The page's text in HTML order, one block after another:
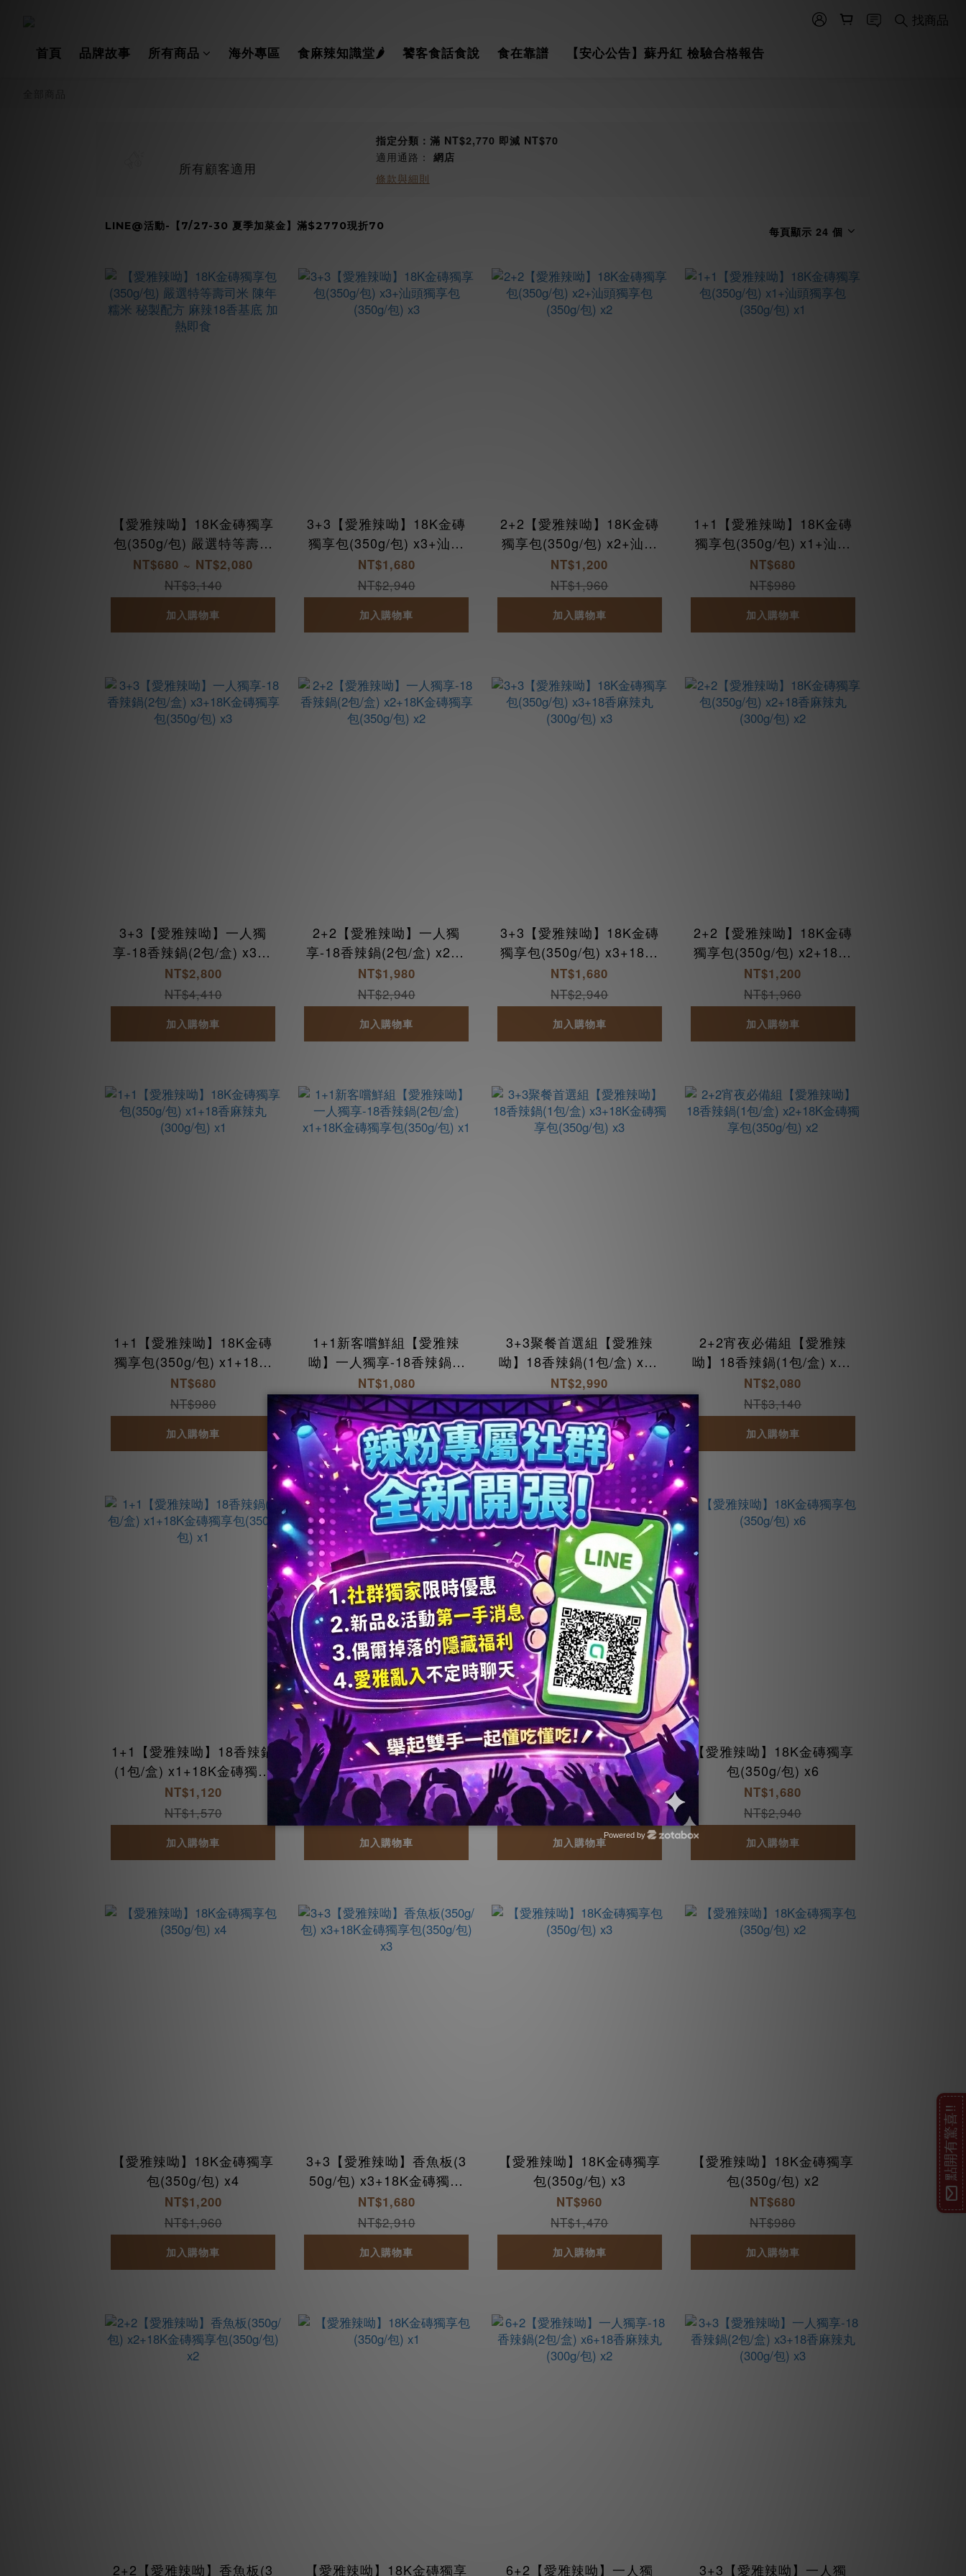
找商品
首頁
品牌故事 所有商品 海外專區 食麻辣知識堂🌶 饕客食話食說 食在靠譜 【安心公告】蘇丹紅 檢驗合格報告
所有顧客適用
指定分類：滿 NT$2,770 即減 NT$70
適用通路： 網店
條款與細則
LINE@活動-【7/27-30 夏季加菜金】滿$2770現折70 每頁顯示 24 個
【愛雅辣呦】18K金磚獨享
包(350g/包) 嚴選特等壽司
米 陳年糯米 秘製配方 麻辣
18香基底 加熱即食
NT$680 ~ NT$2,080
NT$3,140
加入購物車
3+3【愛雅辣呦】18K金磚
獨享包(350g/包) x3+汕頭
獨享包(350g/包) x3
NT$1,680
NT$2,940
加入購物車
2+2【愛雅辣呦】18K金磚
獨享包(350g/包) x2+汕頭
獨享包(350g/包) x2
NT$1,200
NT$1,960
加入購物車
1+1【愛雅辣呦】18K金磚
獨享包(350g/包) x1+汕頭
獨享包(350g/包) x1
NT$680
NT$980
加入購物車
3+3【愛雅辣呦】一人獨
享-18香辣鍋(2包/盒) x3+1
8K金磚獨享包(350g/包) x
3
NT$2,800
NT$4,410
加入購物車
2+2【愛雅辣呦】一人獨
享-18香辣鍋(2包/盒) x2+1
8K金磚獨享包(350g/包) x
2
NT$1,980
NT$2,940
加入購物車
3+3【愛雅辣呦】18K金磚
獨享包(350g/包) x3+18香
麻辣丸(300g/包) x3
NT$1,680
NT$2,940
加入購物車
2+2【愛雅辣呦】18K金磚
獨享包(350g/包) x2+18香
麻辣丸(300g/包) x2
NT$1,200
NT$1,960
加入購物車
1+1【愛雅辣呦】18K金磚
獨享包(350g/包) x1+18香
麻辣丸(300g/包) x1
NT$680
NT$980
加入購物車
1+1新客嚐鮮組【愛雅辣
呦】一人獨享-18香辣鍋(2
包/盒) x1+18K金磚獨享包
(350g/包) x1
NT$1,080
NT$1,470
加入購物車
3+3聚餐首選組【愛雅辣
呦】18香辣鍋(1包/盒) x3+
18K金磚獨享包(350g/包)
x3
NT$2,990
NT$4,710
加入購物車
2+2宵夜必備組【愛雅辣
呦】18香辣鍋(1包/盒) x2+
18K金磚獨享包(350g/包)
x2
NT$2,080
NT$3,140
加入購物車
1+1【愛雅辣呦】18香辣鍋
(1包/盒) x1+18K金磚獨享
包(350g/包) x1
NT$1,120
NT$1,570
加入購物車
3+3【愛雅辣呦】香辣蝦(3
00g/包) x3+18K金磚獨享
包(350g/包) x3
NT$1,680
NT$2,910
加入購物車
2+2【愛雅辣呦】香辣蝦(3
00g/包) x2+18K金磚獨享
包(350g/包) x2
NT$1,200
NT$1,940
加入購物車
【愛雅辣呦】18K金磚獨享
包(350g/包) x6
NT$1,680
NT$2,940
加入購物車
【愛雅辣呦】18K金磚獨享
包(350g/包) x4
NT$1,200
NT$1,960
加入購物車
3+3【愛雅辣呦】香魚板(3
50g/包) x3+18K金磚獨享
包(350g/包) x3
NT$1,680
NT$2,910
加入購物車
【愛雅辣呦】18K金磚獨享
包(350g/包) x3
NT$960
NT$1,470
加入購物車
【愛雅辣呦】18K金磚獨享
包(350g/包) x2
NT$680
NT$980
加入購物車
2+2【愛雅辣呦】香魚板(3 【愛雅辣呦】18K金磚獨享 6+2【愛雅辣呦】一人獨 3+3【愛雅辣呦】一人獨
點開有驚喜!!
Powered by
Zotabox